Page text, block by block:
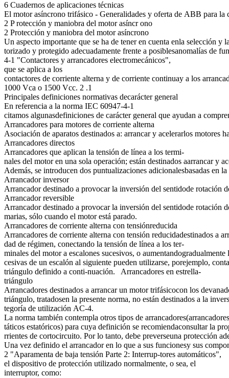
6 Cuadernos de aplicaciones técnicas
El motor asíncrono trifásico - Generalidades y oferta de ABB para la
2 P rotección y maniobra del motor asíncr ono
2 Protección y maniobra del motor asíncrono
Un aspecto importante que se ha de tener en cuenta enla selección
torizado y protegido adecuadamente frente a posiblesanomalías de
4-1 "Contactores y arrancadores electromecánicos",
que se aplica a los
contactores de corriente alterna y de corriente continuay a los
1000 Vca o 1500 Vcc. 2 .1
Principales definiciones normativas decarácter general
En referencia a la norma IEC 60947-4-1
citamos algunasdefiniciones de carácter general que ayudan a
Arrancadores para motores de corriente alterna
Asociación de aparatos destinados a: arrancar y acelerarlos motores
Arrancadores directos
Arrancadores que aplican la tensión de línea a los termi-
nales del motor en una sola operación; están destinados aarrancar y
Además, se introducen dos puntualizaciones adicionalesbasadas en
Arrancador inversor
Arrancador destinado a provocar la inversión del sentidode rotación
Arrancador reversible
Arrancador destinado a provocar la inversión del sentidode rotación
marias, sólo cuando el motor está parado.
Arrancadores de corriente alterna con tensiónreducida
Arrancadores de corriente alterna con tensión reducidadestinados a
dad de régimen, conectando la tensión de línea a los ter-
minales del motor a escalones sucesivos, o
cesivas de un escalón al siguiente pueden utilizarse, porejemplo,
triángulo definido a conti-nuación. Arrancadores en estrella-
triángulo
Arrancadores destinados a arrancar un motor trifásicocon los
triángulo, tratadosen la presente norma, no están destinados a la
tegoría de utilización AC-4.
La norma también contempla otros tipos de
táticos estatóricos) para cuya definición se recomiendaconsultar la
rrientes de cortocircuito. Por lo tanto, debe preverseuna protección
Una vez definido el arrancador en lo que a sus funcionesy sus
2 "Aparamenta de baja tensión Parte 2: Interrup-tores automáticos",
el dispositivo de protección utilizado normalmente, o sea, el
interruptor, como: